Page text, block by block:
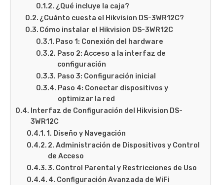
¿Qué incluye la caja?
¿Cuánto cuesta el Hikvision DS-3WR12C?
Cómo instalar el Hikvision DS-3WR12C
Paso 1: Conexión del hardware
Paso 2: Acceso a la interfaz de
configuración
Paso 3: Configuración inicial
Paso 4: Conectar dispositivos y
optimizar la red
Interfaz de Configuración del Hikvision DS-
3WR12C
1. Diseño y Navegación
2. Administración de Dispositivos y Control
de Acceso
3. Control Parental y Restricciones de Uso
4. Configuración Avanzada de WiFi